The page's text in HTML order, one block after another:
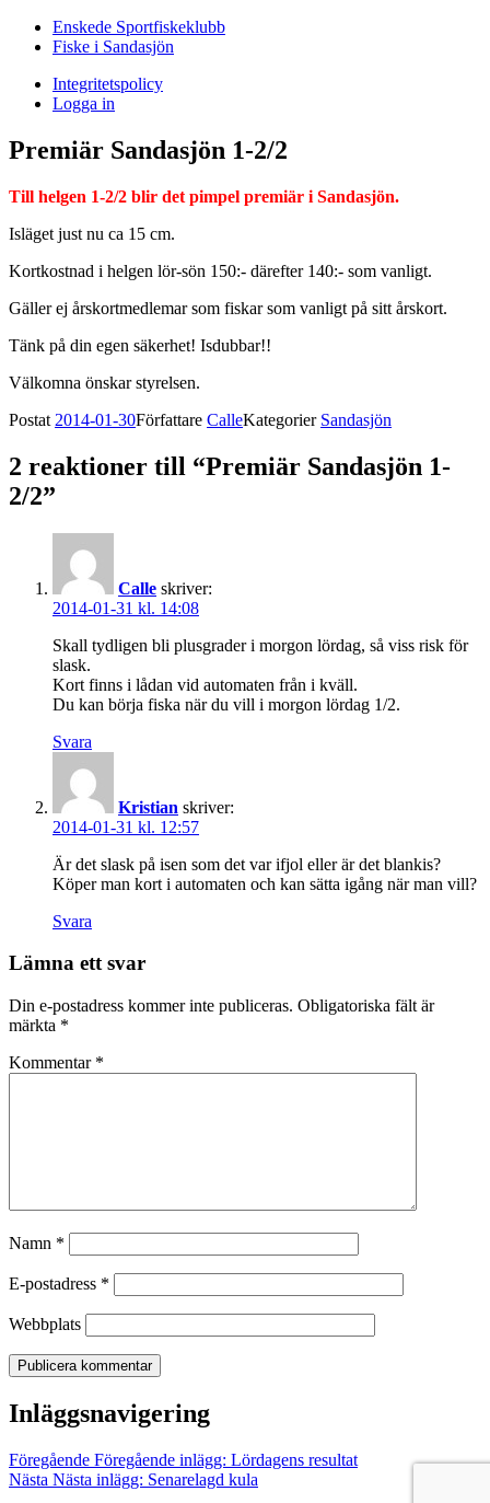
Enskede Sportfiskeklubb
Fiske i Sandasjön
Integritetspolicy
Logga in
Premiär Sandasjön 1-2/2
Till helgen 1-2/2 blir det pimpel premiär i Sandasjön.
Isläget just nu ca 15 cm.
Kortkostnad i helgen lör-sön 150:- därefter 140:- som vanligt.
Gäller ej årskortmedlemar som fiskar som vanligt på sitt årskort.
Tänk på din egen säkerhet! Isdubbar!!
Välkomna önskar styrelsen.
Postat 2014-01-30Författare CalleKategorier Sandasjön
2 reaktioner till “Premiär Sandasjön 1-
2/2”
Calle skriver:
2014-01-31 kl. 14:08
Skall tydligen bli plusgrader i morgon lördag, så viss risk för
slask.
Kort finns i lådan vid automaten från i kväll.
Du kan börja fiska när du vill i morgon lördag 1/2.
Svara
Kristian skriver:
2014-01-31 kl. 12:57
Är det slask på isen som det var ifjol eller är det blankis?
Köper man kort i automaten och kan sätta igång när man vill?
Svara
Lämna ett svar
Din e-postadress kommer inte publiceras. Obligatoriska fält är
märkta *
Kommentar *
Namn *
E-postadress *
Webbplats
Inläggsnavigering
Föregående Föregående inlägg: Lördagens resultat
Nästa Nästa inlägg: Senarelagd kula